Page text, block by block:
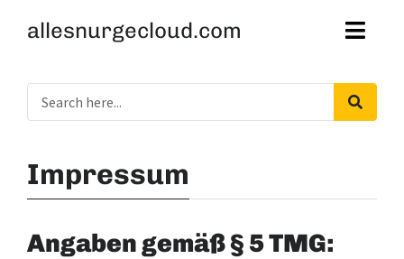
allesnurgecloud.com
Impressum
Angaben gemäß § 5 TMG: